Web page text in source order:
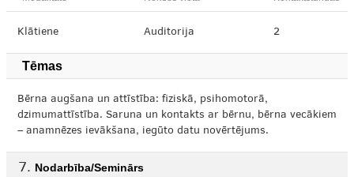
Klātiene Auditorija 2
Tēmas
Bērna augšana un attīstība: fiziskā, psihomotorā,
dzimumattīstība. Saruna un kontakts ar bērnu, bērna vecākiem
– anamnēzes ievākšana, iegūto datu novērtējums.
Nodarbība/Seminārs